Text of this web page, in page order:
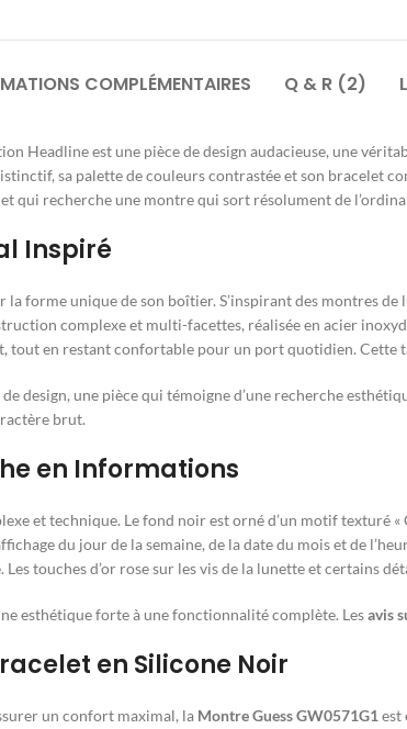
COMPLÉMENTAIRES Q & R (2)
Headline est une pièce de design audacieuse, une
sa palette de couleurs contrastée et son bracelet
qui recherche une montre qui sort résolument de
Inspiré
la forme unique de son boîtier. S’inspirant des montres
complexe et multi-facettes, réalisée en acier
tout en restant confortable pour un port quotidien. Cette
design, une pièce qui témoigne d’une recherche
brut.
en Informations
et technique. Le fond noir est orné d’un motif texturé
du jour de la semaine, de la date du mois et de
touches d’or rose sur les vis de la lunette et certains
esthétique forte à une fonctionnalité complète. Lesavis
en Silicone Noir
un confort maximal, la Montre Guess GW0571G1est